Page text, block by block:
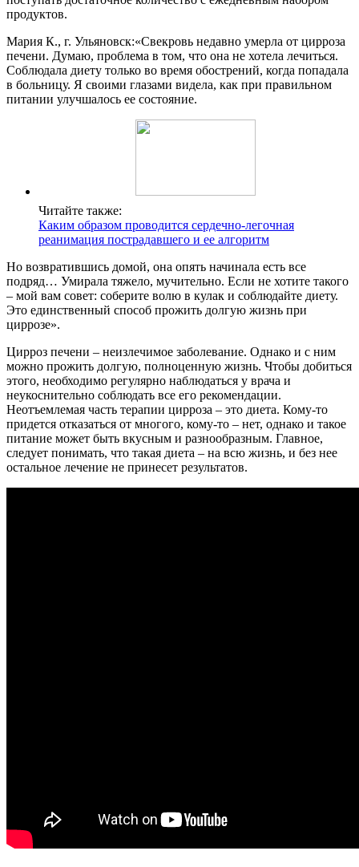
продуктов.
Мария К., г. Ульяновск:«Свекровь недавно умерла от цирроза
печени. Думаю, проблема в том, что она не хотела лечиться.
Соблюдала диету только во время обострений, когда попадала
в больницу. Я своими глазами видела, как при правильном
питании улучшалось ее состояние.
Читайте также:
Каким образом проводится сердечно-легочная
реанимация пострадавшего и ее алгоритм
Но возвратившись домой, она опять начинала есть все
подряд… Умирала тяжело, мучительно. Если не хотите такого
– мой вам совет: соберите волю в кулак и соблюдайте диету.
Это единственный способ прожить долгую жизнь при
циррозе».
Цирроз печени – неизлечимое заболевание. Однако и с ним
можно прожить долгую, полноценную жизнь. Чтобы добиться
этого, необходимо регулярно наблюдаться у врача и
неукоснительно соблюдать все его рекомендации.
Неотъемлемая часть терапии цирроза – это диета. Кому-то
придется отказаться от многого, кому-то – нет, однако и такое
питание может быть вкусным и разнообразным. Главное,
следует понимать, что такая диета – на всю жизнь, и без нее
остальное лечение не принесет результатов.